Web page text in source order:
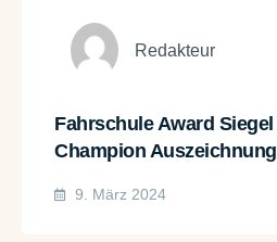
Fahrschule Award
Champion Auszeichnung
9. März 2024
Redakteur